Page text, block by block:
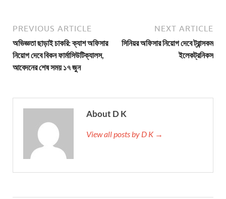
PREVIOUS ARTICLE
অভিজ্ঞতা ছাড়াই চাকরি: ক্যাশ অফিসার
নিয়োগ দেবে বিকন ফার্মাসিউটিক্যালস,
আবেদনের শেষ সময় ১৭ জুন
NEXT ARTICLE
সিনিয়র অফিসার নিয়োগ দেবে ট্রান্সকম
ইলেকট্রনিকস
About D K
View all posts by D K →